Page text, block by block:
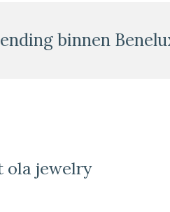
binnen
ola jewelry